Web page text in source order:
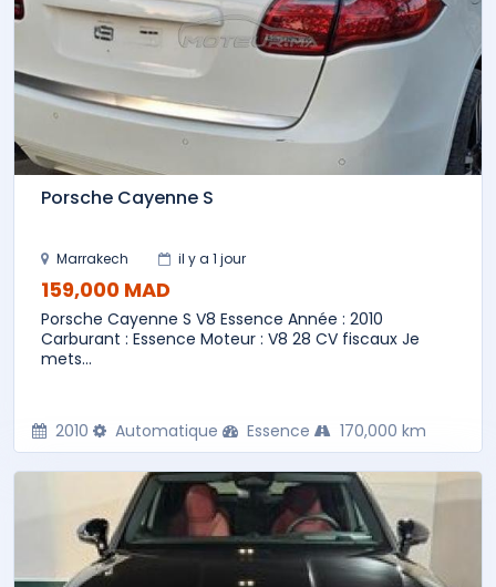
Porsche Cayenne S
Marrakech il y a 1 jour
159,000 MAD
Porsche Cayenne S V8 Essence Année : 2010
Carburant : Essence Moteur : V8 28 CV fiscaux Je
mets...
2010 Automatique Essence 170,000 km